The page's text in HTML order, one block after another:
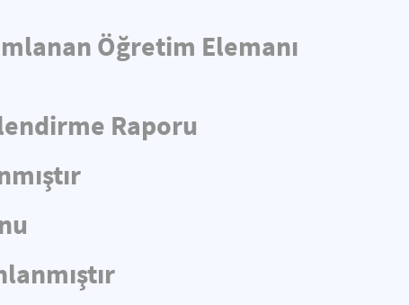
Öğretim Elemanı
Raporu